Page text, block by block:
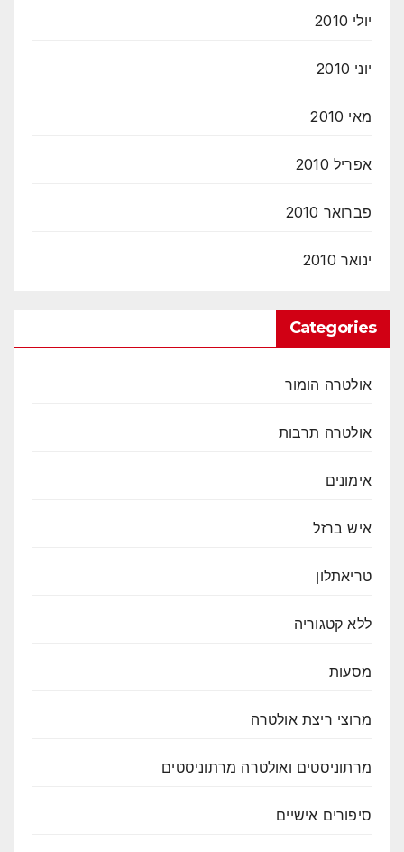
יולי 2010
יוני 2010
מאי 2010
אפריל 2010
פברואר 2010
ינואר 2010
Categories
אולטרה הומור
אולטרה תרבות
אימונים
איש ברזל
טריאתלון
ללא קטגוריה
מסעות
מרוצי ריצת אולטרה
מרתוניסטים ואולטרה מרתוניסטים
סיפורים אישיים